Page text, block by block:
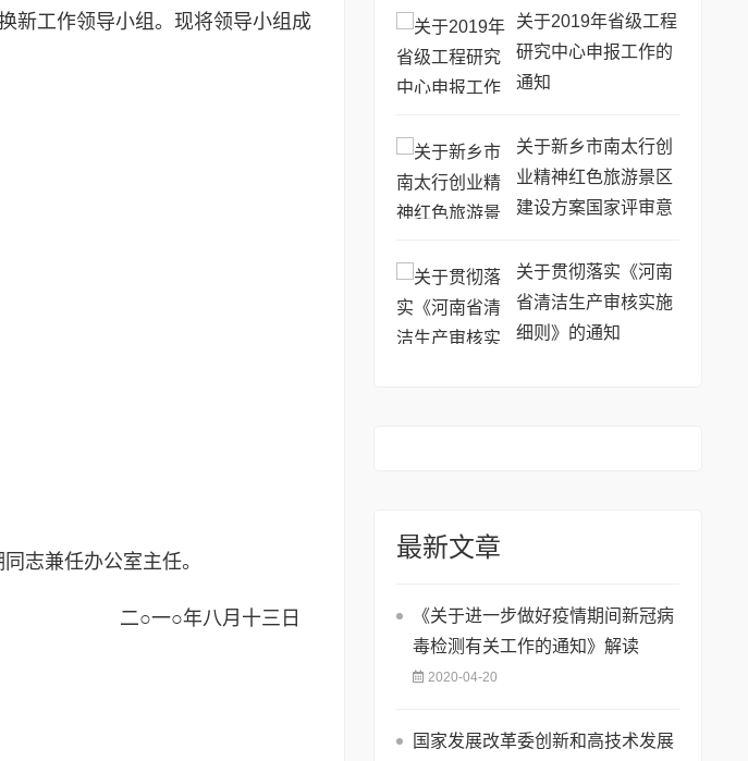
新工作领导小组。现将领导小组成
志兼任办公室主任。
三日
关于2019年省级工程
研究中心申报工作的
通知
关于新乡市南太行创
业精神红色旅游景区
建设方案国家评审意
关于贯彻落实《河南
省清洁生产审核实施
细则》的通知
最新文章
《关于进一步做好疫情期间新冠病
毒检测有关工作的通知》解读
2020-04-20
国家发展改革委创新和高技术发展